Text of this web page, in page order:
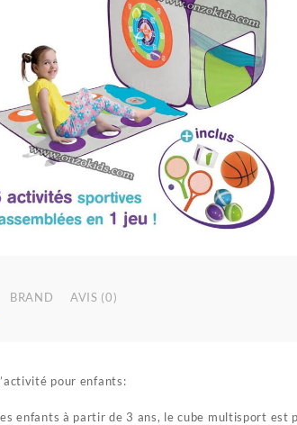
BRAND AVIS (0)
pour enfants:
enfants à partir de 3 ans, le cube multisport est